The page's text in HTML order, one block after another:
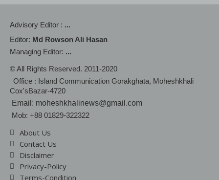
Advisory Editor : ...
Editor: Md Rowson Ali Hasan
Managing Editor: ...
© All Rights Reserved. 2011-2020
Office : Island Communication Gorakghata, Moheshkhali
Cox'sBazar-4720
Email: moheshkhalinews@gmail.com
Mob: +88 01829-322322
About Us
Contact Us
Disclaimer
Privacy-Policy
Terms-Condition